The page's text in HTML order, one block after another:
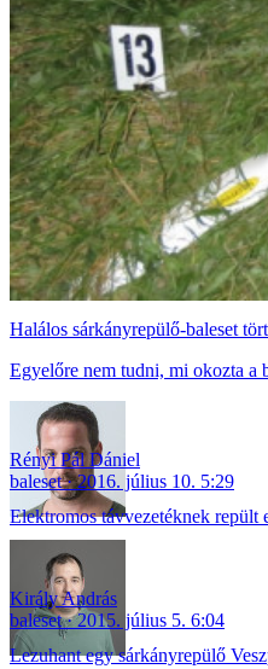
Halálos sárkányrepülő-baleset
Egyelőre nem tudni, mi okozta a
Rényi Pál Dániel
baleset
2016. július 10. 5:29
Elektromos távvezetéknek repült
Király András
baleset
2015. július 5. 6:04
Lezuhant egy sárkányrepülő